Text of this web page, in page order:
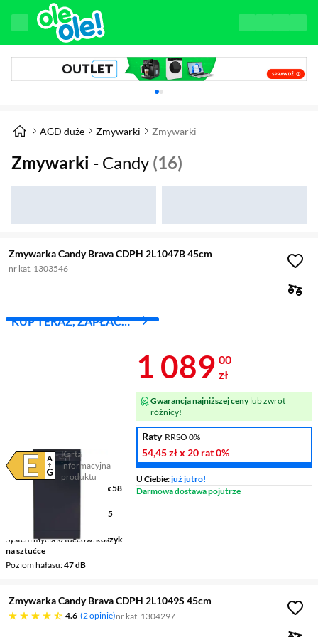
Karuzela z banerami, aktualny element 1 z
AGD duże Zmywarki Zmywarki
Zmywarki - Candy (16)
Zmywarka Candy Brava CDPH 2L1047B 45cm
nr kat. 1303546
KUP TERAZ, ZAPŁAĆ
Karta
informacyjna
produktu
Plik w formacie pdf
(otworzy się w nowym oknie)
45 x 85 x 58
75
System mycia sztućców koszyk
na sztućce
Poziom hałasu 47 dB
Cena 1 089
1 089 00
zł
Gwarancja najniższej cenylub zwrot
różnicy!
Raty RRSO 0%
54,45 złx 20 rat0%
U Ciebie:już jutro!
Darmowa dostawa pojutrze
Zmywarka Candy Brava CDPH 2L1049S 45cm
4.6
4.6 gwiazdek 2 opinie nr kat. 1304297